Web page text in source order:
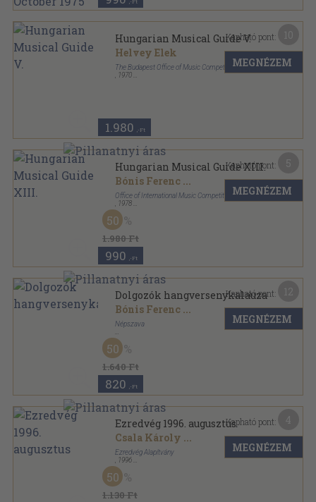
,-Ft
Hungarian Musical Guide V.
Helvey Elek
The Budapest Office of Music Competitions
1970
1.980 ,-Ft
Kapható pont:
MEGNÉZEM
Hungarian Musical Guide XIII.
Bónis Ferenc ...
Office of International Music Competitions
1978
Varrott papírkötés
Hungarian Musical Guide sorozat
1.980 Ft
50
990 ,-Ft
Kapható pont:
MEGNÉZEM
Dolgozók hangversenykalauza
Bónis Ferenc ...
Népszava
Félvászon
1.640 Ft
50
820 ,-Ft
Kapható pont:
MEGNÉZEM
Ezredvég 1996. augusztus
Csala Károly ...
Ezredvég Alapítvány
1996
Ragasztott papírkötés
Ezredvég sorozat
1.130 Ft
50
Kapható pont:
MEGNÉZEM